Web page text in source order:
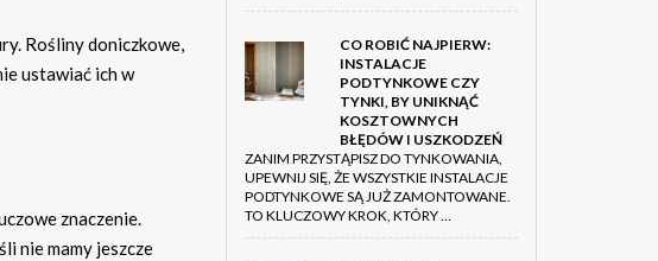
Rośliny doniczkowe,
ustawiać ich w
znaczenie.
nie mamy jeszcze
CO ROBIĆ NAJPIERW:
INSTALACJE
PODTYNKOWE CZY
TYNKI, BY UNIKNĄĆ
KOSZTOWNYCH
BŁĘDÓW I USZKODZEŃ
ZANIM PRZYSTĄPISZ DO TYNKOWANIA,
UPEWNIJ SIĘ, ŻE WSZYSTKIE INSTALACJE
PODTYNKOWE SĄ JUŻ ZAMONTOWANE.
TO KLUCZOWY KROK, KTÓRY …